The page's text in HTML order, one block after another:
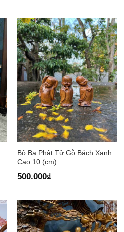
Bộ Ba Phật Tử Gỗ Bách Xanh
Cao 10 (cm)
500.000₫